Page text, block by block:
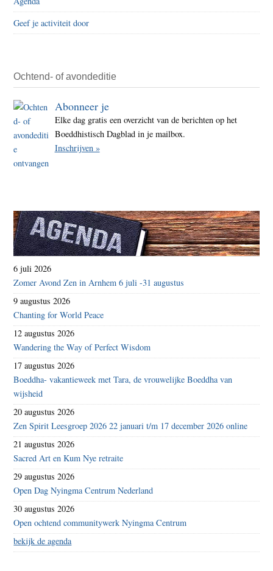
Geef je activiteit door
Ochtend- of avondeditie
Abonneer je
Elke dag gratis een overzicht van de berichten op het
Boeddhistisch Dagblad in je mailbox.
Inschrijven »
6 juli 2026
Zomer Avond Zen in Arnhem 6 juli -31 augustus
9 augustus 2026
Chanting for World Peace
12 augustus 2026
Wandering the Way of Perfect Wisdom
17 augustus 2026
Boeddha- vakantieweek met Tara, de vrouwelijke Boeddha van
wijsheid
20 augustus 2026
Zen Spirit Leesgroep 2026 22 januari t/m 17 december 2026 online
21 augustus 2026
Sacred Art en Kum Nye retraite
29 augustus 2026
Open Dag Nyingma Centrum Nederland
30 augustus 2026
Open ochtend communitywerk Nyingma Centrum
bekijk de agenda